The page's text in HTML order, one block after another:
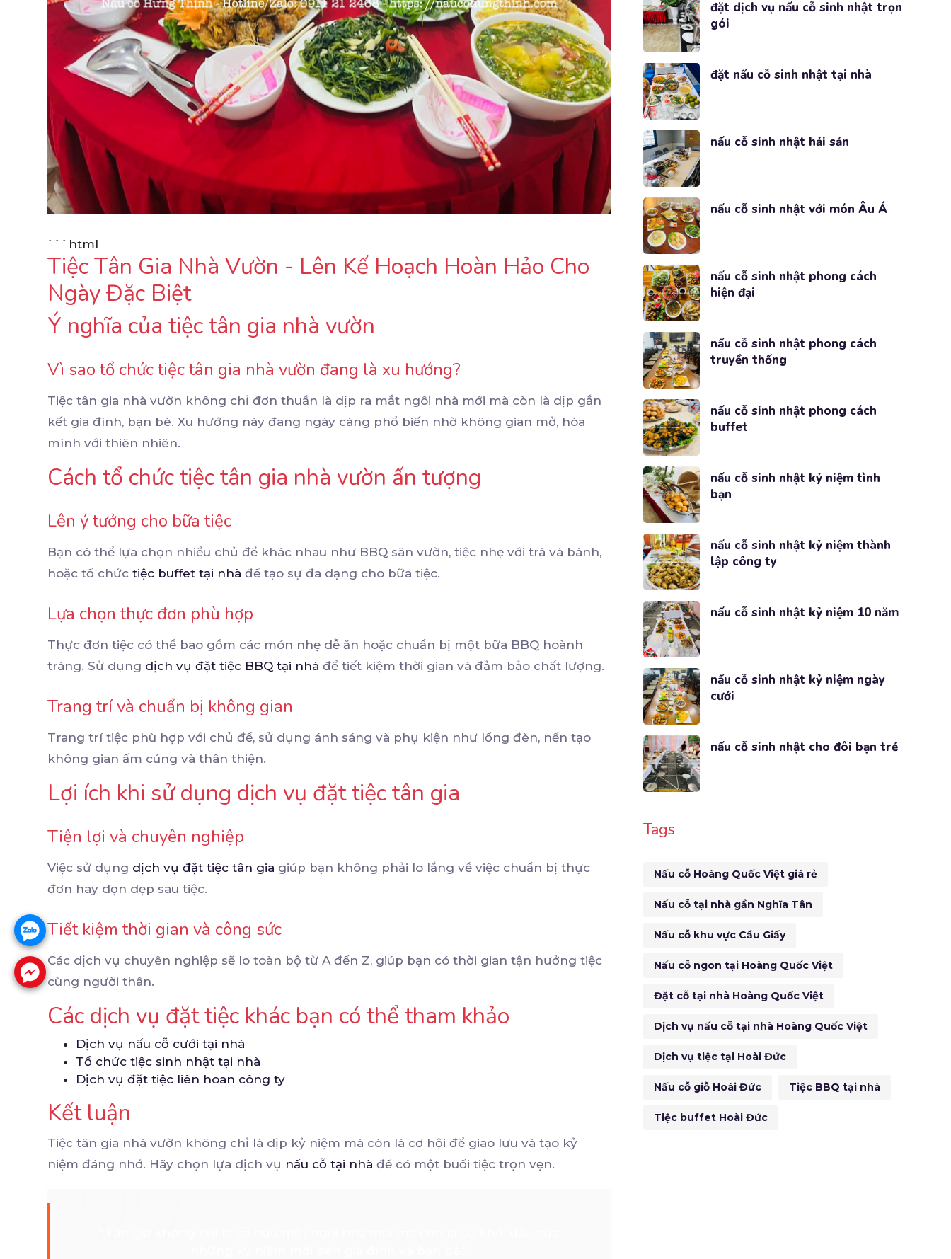
```html
Tiệc Tân Gia Nhà Vườn - Lên Kế Hoạch Hoàn Hảo Cho
Ngày Đặc Biệt
Ý nghĩa của tiệc tân gia nhà vườn
Vì sao tổ chức tiệc tân gia nhà vườn đang là xu hướng?
Tiệc tân gia nhà vườn không chỉ đơn thuần là dịp ra mắt ngôi nhà mới mà còn là dịp gắn
kết gia đình, bạn bè. Xu hướng này đang ngày càng phổ biến nhờ không gian mở, hòa
mình với thiên nhiên.
Cách tổ chức tiệc tân gia nhà vườn ấn tượng
Lên ý tưởng cho bữa tiệc
Bạn có thể lựa chọn nhiều chủ đề khác nhau như BBQ sân vườn, tiệc nhẹ với trà và bánh,
hoặc tổ chức tiệc buffet tại nhà để tạo sự đa dạng cho bữa tiệc.
Lựa chọn thực đơn phù hợp
Thực đơn tiệc có thể bao gồm các món nhẹ dễ ăn hoặc chuẩn bị một bữa BBQ hoành
tráng. Sử dụng dịch vụ đặt tiệc BBQ tại nhà để tiết kiệm thời gian và đảm bảo chất lượng.
Trang trí và chuẩn bị không gian
Trang trí tiệc phù hợp với chủ đề, sử dụng ánh sáng và phụ kiện như lồng đèn, nến tạo
không gian ấm cúng và thân thiện.
Lợi ích khi sử dụng dịch vụ đặt tiệc tân gia
Tiện lợi và chuyên nghiệp
Việc sử dụng dịch vụ đặt tiệc tân gia giúp bạn không phải lo lắng về việc chuẩn bị thực
đơn hay dọn dẹp sau tiệc.
Tiết kiệm thời gian và công sức
Các dịch vụ chuyên nghiệp sẽ lo toàn bộ từ A đến Z, giúp bạn có thời gian tận hưởng tiệc
cùng người thân.
Các dịch vụ đặt tiệc khác bạn có thể tham khảo
Dịch vụ nấu cỗ cưới tại nhà
Tổ chức tiệc sinh nhật tại nhà
Dịch vụ đặt tiệc liên hoan công ty
Kết luận
Tiệc tân gia nhà vườn không chỉ là dịp kỷ niệm mà còn là cơ hội để giao lưu và tạo kỷ
niệm đáng nhớ. Hãy chọn lựa dịch vụ nấu cỗ tại nhà để có một buổi tiệc trọn vẹn.
đặt dịch vụ nấu cỗ sinh nhật trọn
gói
đặt nấu cỗ sinh nhật tại nhà
nấu cỗ sinh nhật hải sản
nấu cỗ sinh nhật với món Âu Á
nấu cỗ sinh nhật phong cách
hiện đại
nấu cỗ sinh nhật phong cách
truyền thống
nấu cỗ sinh nhật phong cách
buffet
nấu cỗ sinh nhật kỷ niệm tình
bạn
nấu cỗ sinh nhật kỷ niệm thành
lập công ty
nấu cỗ sinh nhật kỷ niệm 10 năm
nấu cỗ sinh nhật kỷ niệm ngày
cưới
nấu cỗ sinh nhật cho đôi bạn trẻ
Tags
Nấu cỗ Hoàng Quốc Việt giá rẻ
Nấu cỗ tại nhà gần Nghĩa Tân
Nấu cỗ khu vực Cầu Giấy
Nấu cỗ ngon tại Hoàng Quốc Việt
Đặt cỗ tại nhà Hoàng Quốc Việt
Dịch vụ nấu cỗ tại nhà Hoàng Quốc Việt
Dịch vụ tiệc tại Hoài Đức
Nấu cỗ giỗ Hoài Đức Tiệc BBQ tại nhà
Tiệc buffet Hoài Đức